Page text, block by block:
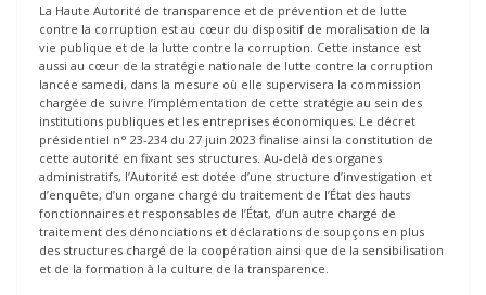
La Haute Autorité de transparence et de prévention et de lutte
contre la corruption est au cœur du dispositif de moralisation de la
vie publique et de la lutte contre la corruption. Cette instance est
aussi au cœur de la stratégie nationale de lutte contre la corruption
lancée samedi, dans la mesure où elle supervisera la commission
chargée de suivre l’implémentation de cette stratégie au sein des
institutions publiques et les entreprises économiques. Le décret
présidentiel n° 23-234 du 27 juin 2023 finalise ainsi la constitution de
cette autorité en fixant ses structures. Au-delà des organes
administratifs, l’Autorité est dotée d’une structure d’investigation et
d’enquête, d’un organe chargé du traitement de l’État des hauts
fonctionnaires et responsables de l’État, d’un autre chargé de
traitement des dénonciations et déclarations de soupçons en plus
des structures chargé de la coopération ainsi que de la sensibilisation
et de la formation à la culture de la transparence.